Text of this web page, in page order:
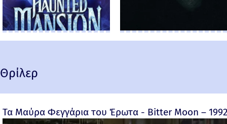
Θρίλερ
Τα Μαύρα Φεγγάρια του Έρωτα - Bitter Moon –